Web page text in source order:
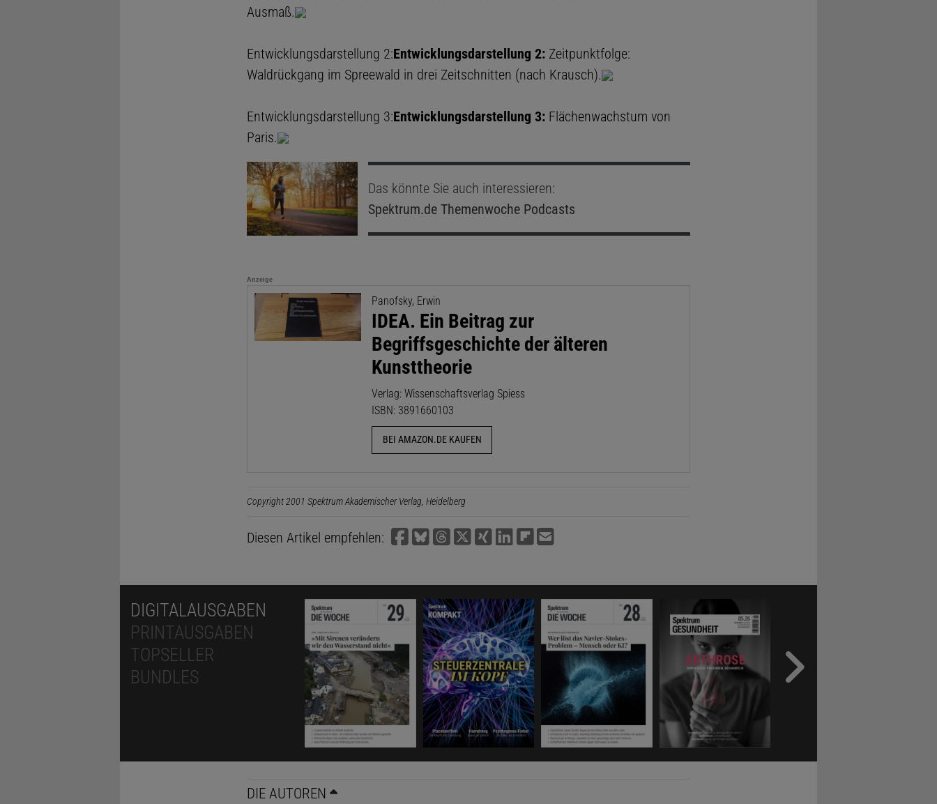
Ausmaß.
Entwicklungsdarstellung 2:Entwicklungsdarstellung 2:Zeitpunktfolge:
Waldrückgang im Spreewald in drei Zeitschnitten (nach Krausch).
Entwicklungsdarstellung 3:Entwicklungsdarstellung 3:Flächenwachstum von
Paris.
Das könnte Sie auch interessieren:
Spektrum.deThemenwoche Podcasts
Anzeige
Panofsky, Erwin
IDEA. Ein Beitrag zur
Begriffsgeschichte der älteren
Kunsttheorie
Verlag: Wissenschaftsverlag Spiess
ISBN: 3891660103
BEI AMAZON.DE KAUFEN
Copyright 2001 Spektrum Akademischer Verlag, Heidelberg
Diesen Artikel empfehlen:
DIGITALAUSGABEN
PRINTAUSGABEN
TOPSELLER
BUNDLES
DIE AUTOREN